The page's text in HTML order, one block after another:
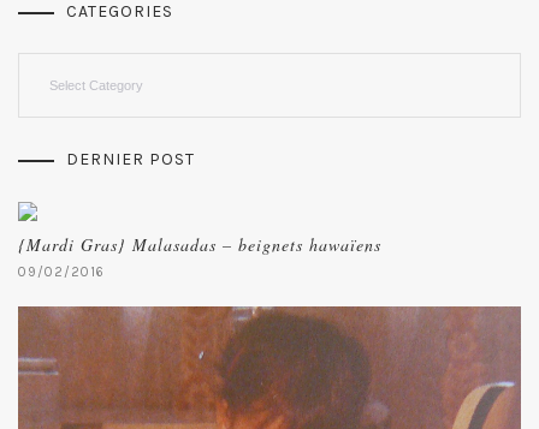
CATEGORIES
DERNIER POST
{Mardi Gras} Malasadas – beignets hawaïens
09/02/2016